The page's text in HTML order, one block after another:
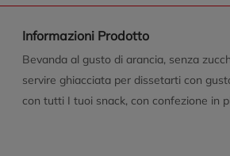
Informazioni Prodotto
Bevanda al gusto di arancia, senza
servire ghiacciata per dissetarti con
con tutti I tuoi snack, con confezione in